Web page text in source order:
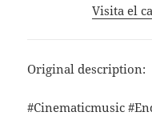
Visita el
Original description:
#Cinematicmusic